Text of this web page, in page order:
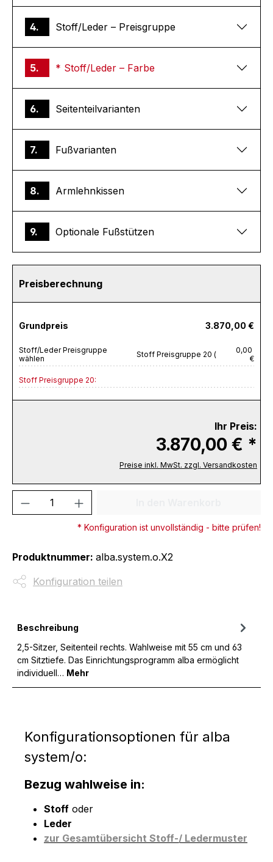
4. Stoff/Leder – Preisgruppe
5. * Stoff/Leder – Farbe
6. Seitenteilvarianten
7. Fußvarianten
8. Armlehnkissen
9. Optionale Fußstützen
Preisberechnung
Grundpreis 3.870,00 €
Stoff/Leder Preisgruppe
wählen
Stoff Preisgruppe 20 (
0,00
€
Stoff Preisgruppe 20:
Ihr Preis:
3.870,00 € *
Preise inkl. MwSt. zzgl. Versandkosten
Produkt Anzahl: Gib den
* Konfiguration ist unvollständig - bitte prüfen!
Produktnummer: alba.system.o.X2
Konfiguration teilen
Beschreibung
2,5-Sitzer, Seitenteil rechts. Wahlweise mit 55 cm und 63
cm Sitztiefe. Das Einrichtungsprogramm alba ermöglicht
individuell… Mehr
Konfigurationsoptionen für alba
system/o:
Bezug wahlweise in:
Stoff oder
Leder
zur Gesamtübersicht Stoff-/ Ledermuster